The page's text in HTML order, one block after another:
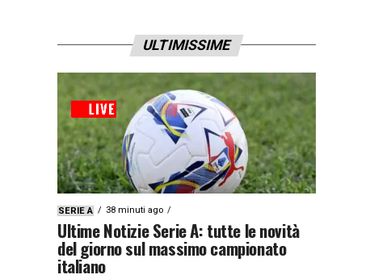
ULTIMISSIME
SERIE A 38 minuti ago
Ultime Notizie Serie A: tutte le novità
del giorno sul massimo campionato
italiano